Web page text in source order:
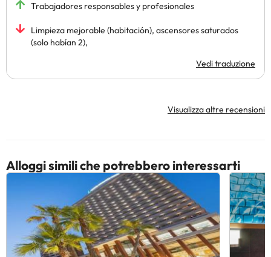
Trabajadores responsables y profesionales
Limpieza mejorable (habitación), ascensores saturados
(solo habían 2),
Vedi traduzione
Visualizza altre recensioni
Alloggi simili che potrebbero interessarti